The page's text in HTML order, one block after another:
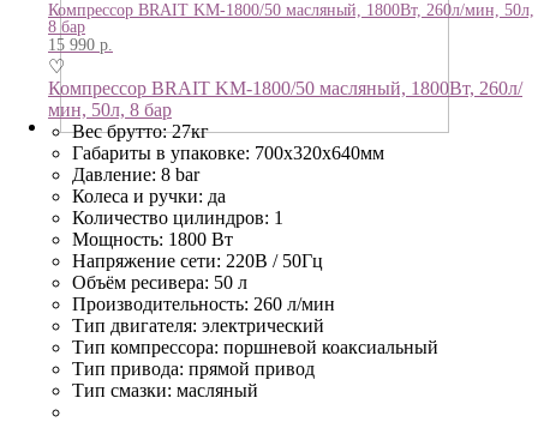
Компрессор BRAIT KM-1800/50 масляный, 1800Вт, 260л/мин, 50л,
8 бар
15 990 р.
♡
Компрессор BRAIT KM-1800/50 масляный, 1800Вт, 260л/
мин, 50л, 8 бар
Вес брутто: 27кг
Габариты в упаковке: 700х320х640мм
Давление: 8 bar
Колеса и ручки: да
Количество цилиндров: 1
Мощность: 1800 Вт
Напряжение сети: 220В / 50Гц
Объём ресивера: 50 л
Производительность: 260 л/мин
Тип двигателя: электрический
Тип компрессора: поршневой коаксиальный
Тип привода: прямой привод
Тип смазки: масляный